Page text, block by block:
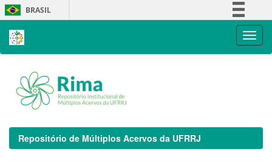
Skip
navigation
BRASIL
Repositório de Múltiplos Acervos da UFRRJ